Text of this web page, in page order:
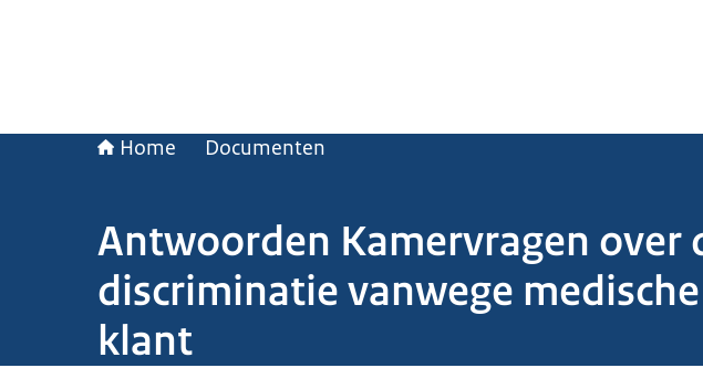
Home Documenten
Antwoorden Kamervragen over
discriminatie vanwege
klant